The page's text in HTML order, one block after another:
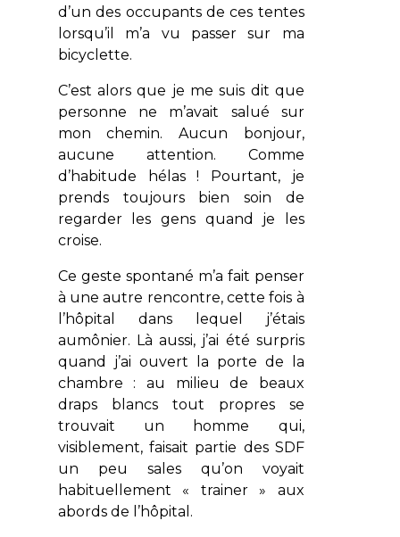
d’un des occupants de ces tentes
lorsqu’il m’a vu passer sur ma
bicyclette.
C’est alors que je me suis dit que
personne ne m’avait salué sur
mon chemin. Aucun bonjour,
aucune attention. Comme
d’habitude hélas ! Pourtant, je
prends toujours bien soin de
regarder les gens quand je les
croise.
Ce geste spontané m’a fait penser
à une autre rencontre, cette fois à
l’hôpital dans lequel j’étais
aumônier. Là aussi, j’ai été surpris
quand j’ai ouvert la porte de la
chambre : au milieu de beaux
draps blancs tout propres se
trouvait un homme qui,
visiblement, faisait partie des SDF
un peu sales qu’on voyait
habituellement « trainer » aux
abords de l’hôpital.